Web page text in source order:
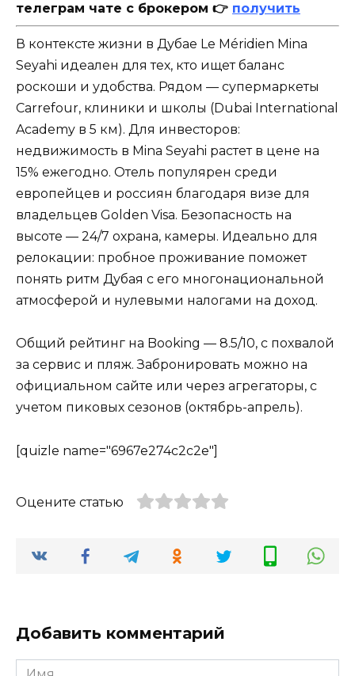
телеграм чате с брокером 👉 получить
В контексте жизни в Дубае Le Méridien Mina
Seyahi идеален для тех, кто ищет баланс
роскоши и удобства. Рядом — супермаркеты
Carrefour, клиники и школы (Dubai International
Academy в 5 км). Для инвесторов:
недвижимость в Mina Seyahi растет в цене на
15% ежегодно. Отель популярен среди
европейцев и россиян благодаря визе для
владельцев Golden Visa. Безопасность на
высоте — 24/7 охрана, камеры. Идеально для
релокации: пробное проживание поможет
понять ритм Дубая с его многонациональной
атмосферой и нулевыми налогами на доход.
Общий рейтинг на Booking — 8.5/10, с похвалой
за сервис и пляж. Забронировать можно на
официальном сайте или через агрегаторы, с
учетом пиковых сезонов (октябрь-апрель).
[quizle name="6967e274c2c2e"]
Оцените статью
Добавить комментарий
Имя